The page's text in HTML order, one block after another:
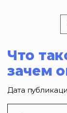
Что
зачем
Дата